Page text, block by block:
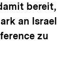
bereit,
an Israel
zu